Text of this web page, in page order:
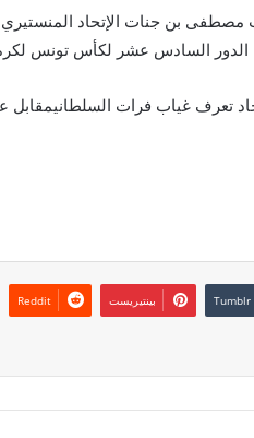
13.00 على أرضية ملعب مصطفى بن جنات الإتحاد
الدور السادس عشر لكأس تونس
تعرف غياب فرات
بينتيريست